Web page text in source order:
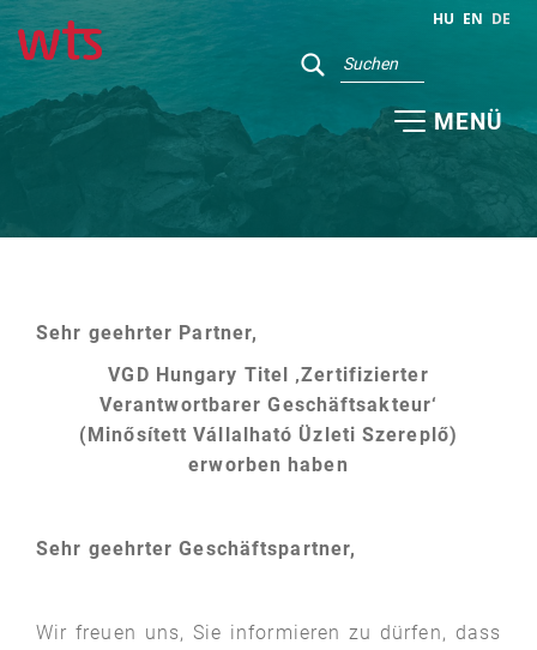
HU EN DE
MENÜ
Sehr geehrter Partner,
VGD Hungary Titel ‚Zertifizierter
Verantwortbarer Geschäftsakteur‘
(Minősített Vállalható Üzleti Szereplő)
erworben haben
Sehr geehrter Geschäftspartner,
Wir freuen uns, Sie informieren zu dürfen, dass